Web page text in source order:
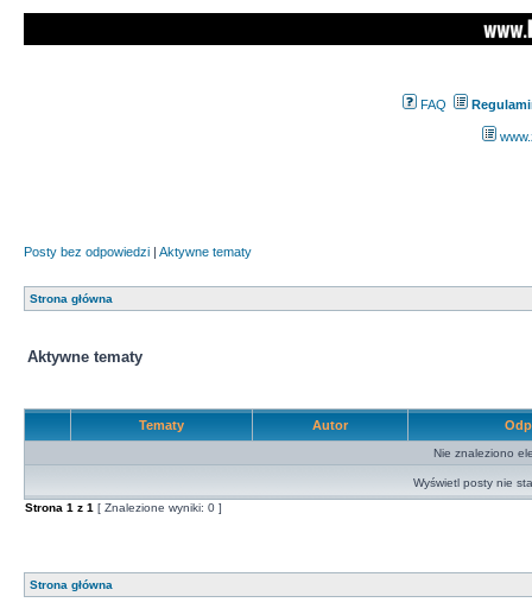
FAQ
Posty bez odpowiedzi | Aktywne tematy
Strona główna
Aktywne tematy
Tematy Autor
Nie znaleziono
Wyświetl posty nie
Strona 1 z 1 [ Znalezione wyniki: 0 ]
Strona główna